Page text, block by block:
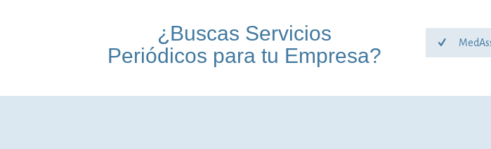
¿Buscas Servicios
Periódicos para tu Empresa?